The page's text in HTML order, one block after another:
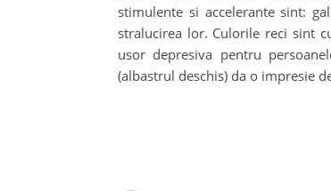
stimulente si accelerante sint:
stralucirea lor. Culorile reci sint
usor depresiva pentru
(albastrul deschis) da o impresie